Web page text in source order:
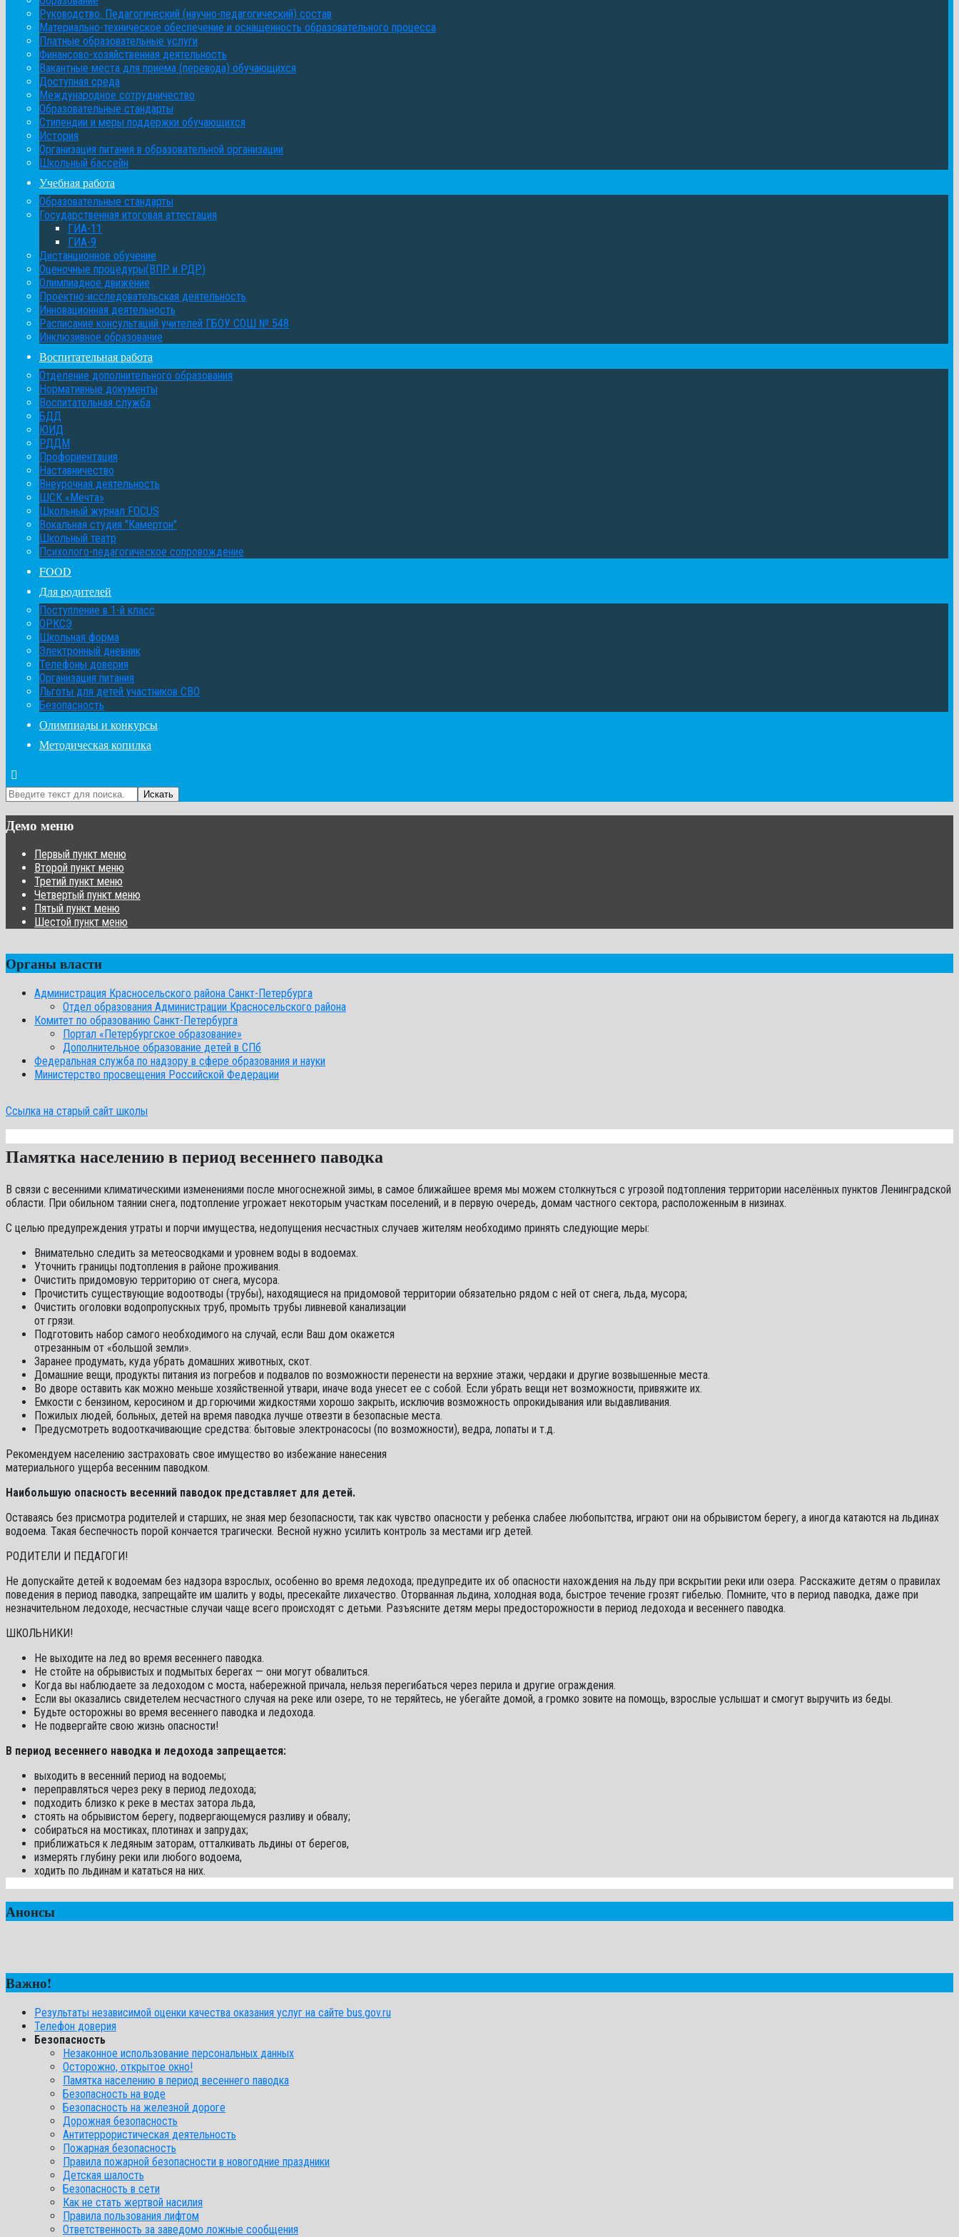
Руководство. Педагогический (научно-педагогический) состав
Материально-техническое обеспечение и оснащенность образовательного процесса
Платные образовательные услуги
Финансово-хозяйственная деятельность
Вакантные места для приема (перевода) обучающихся
Доступная среда
Международное сотрудничество
Образовательные стандарты
Стипендии и меры поддержки обучающихся
История
Организация питания в образовательной организации
Школьный бассейн
Учебная работа
Образовательные стандарты
Государственная итоговая аттестация
ГИА-11
ГИА-9
Дистанционное обучение
Оценочные процедуры(ВПР и РДР)
Олимпиадное движение
Проектно-исследовательская деятельность
Инновационная деятельность
Расписание консультаций учителей ГБОУ СОШ № 548
Инклюзивное образование
Воспитательная работа
Отделение дополнительного образования
Нормативные документы
Воспитательная служба
БДД
ЮИД
РДДМ
Профориентация
Наставничество
Внеурочная деятельность
ШСК «Мечта»
Школьный журнал FOCUS
Вокальная студия "Камертон"
Школьный театр
Психолого-педагогическое сопровождение
FOOD
Для родителей
Поступление в 1-й класс
ОРКСЭ
Школьная форма
Электронный дневник
Телефоны доверия
Организация питания
Льготы для детей участников СВО
Безопасность
Олимпиады и конкурсы
Методическая копилка
Искать
Демо меню
Первый пункт меню
Второй пункт меню
Третий пункт меню
Четвертый пункт меню
Пятый пункт меню
Шестой пункт меню
Органы власти
Администрация Красносельского района Санкт-Петербурга
Отдел образования Администрации Красносельского района
Комитет по образованию Санкт-Петербурга
Портал «Петербургское образование»
Дополнительное образование детей в СПб
Федеральная служба по надзору в сфере образования и науки
Министерство просвещения Российской Федерации
Ссылка на старый сайт школы
Памятка населению в период весеннего паводка
В связи с весенними климатическими изменениями после многоснежной зимы, в самое ближайшее время мы можем столкнуться с угрозой подтопления территории населённых пунктов Ленинградской
области. При обильном таянии снега, подтопление угрожает некоторым участкам поселений, и в первую очередь, домам частного сектора, расположенным в низинах.
С целью предупреждения утраты и порчи имущества, недопущения несчастных случаев жителям необходимо принять следующие меры:
Внимательно следить за метеосводками и уровнем воды в водоемах.
Уточнить границы подтопления в районе проживания.
Очистить придомовую территорию от снега, мусора.
Прочистить существующие водоотводы (трубы), находящиеся на придомовой территории обязательно рядом с ней от снега, льда, мусора;
Очистить оголовки водопропускных труб, промыть трубы ливневой канализации
от грязи.
Подготовить набор самого необходимого на случай, если Ваш дом окажется
отрезанным от «большой земли».
Заранее продумать, куда убрать домашних животных, скот.
Домашние вещи, продукты питания из погребов и подвалов по возможности перенести на верхние этажи, чердаки и другие возвышенные места.
Во дворе оставить как можно меньше хозяйственной утвари, иначе вода унесет ее с собой. Если убрать вещи нет возможности, привяжите их.
Емкости с бензином, керосином и др.горючими жидкостями хорошо закрыть, исключив возможность опрокидывания или выдавливания.
Пожилых людей, больных, детей на время паводка лучше отвезти в безопасные места.
Предусмотреть водооткачивающие средства: бытовые электронасосы (по возможности), ведра, лопаты и т.д.
Рекомендуем населению застраховать свое имущество во избежание нанесения
материального ущерба весенним паводком.
Наибольшую опасность весенний паводок представляет для детей.
Оставаясь без присмотра родителей и старших, не зная мер безопасности, так как чувство опасности у ребенка слабее любопытства, играют они на обрывистом берегу, а иногда катаются на льдинах
водоема. Такая беспечность порой кончается трагически. Весной нужно усилить контроль за местами игр детей.
РОДИТЕЛИ И ПЕДАГОГИ!
Не допускайте детей к водоемам без надзора взрослых, особенно во время ледохода; предупредите их об опасности нахождения на льду при вскрытии реки или озера. Расскажите детям о правилах
поведения в период паводка, запрещайте им шалить у воды, пресекайте лихачество. Оторванная льдина, холодная вода, быстрое течение грозят гибелью. Помните, что в период паводка, даже при
незначительном ледоходе, несчастные случаи чаще всего происходят с детьми. Разъясните детям меры предосторожности в период ледохода и весеннего паводка.
ШКОЛЬНИКИ!
Не выходите на лед во время весеннего паводка.
Не стойте на обрывистых и подмытых берегах — они могут обвалиться.
Когда вы наблюдаете за ледоходом с моста, набережной причала, нельзя перегибаться через перила и другие ограждения.
Если вы оказались свидетелем несчастного случая на реке или озере, то не теряйтесь, не убегайте домой, а громко зовите на помощь, взрослые услышат и смогут выручить из беды.
Будьте осторожны во время весеннего паводка и ледохода.
Не подвергайте свою жизнь опасности!
В период весеннего наводка и ледохода запрещается:
выходить в весенний период на водоемы;
переправляться через реку в период ледохода;
подходить близко к реке в местах затора льда,
стоять на обрывистом берегу, подвергающемуся разливу и обвалу;
собираться на мостиках, плотинах и запрудах;
приближаться к ледяным заторам, отталкивать льдины от берегов,
измерять глубину реки или любого водоема,
ходить по льдинам и кататься на них.
Анонсы
Важно!
Результаты независимой оценки качества оказания услуг на сайте bus.gov.ru
Телефон доверия
Безопасность
Незаконное использование персональных данных
Осторожно, открытое окно!
Памятка населению в период весеннего паводка
Безопасность на воде
Безопасность на железной дороге
Дорожная безопасность
Антитеррористическая деятельность
Пожарная безопасность
Правила пожарной безопасности в новогодние праздники
Детская шалость
Безопасность в сети
Как не стать жертвой насилия
Правила пользования лифтом
Ответственность за заведомо ложные сообщения